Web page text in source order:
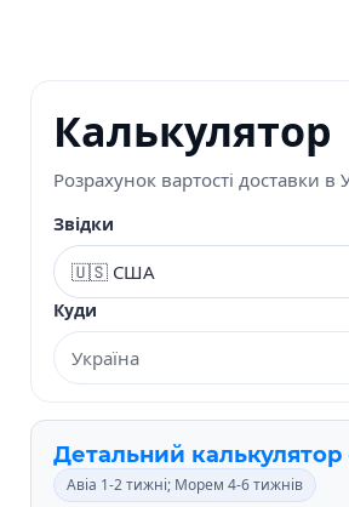
Калькулятор
Розрахунок вартості доставки в
Звідки
Куди
Детальний
Авіа 1-2 тижні; Морем 4-6 тижнів